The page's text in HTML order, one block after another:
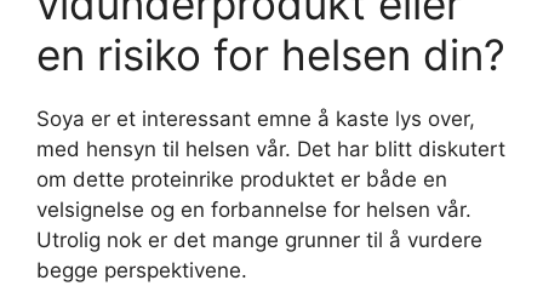
en risiko for helsen din?
Soya er et interessant emne å kaste lys over,
med hensyn til helsen vår. Det har blitt diskutert
om dette proteinrike produktet er både en
velsignelse og en forbannelse for helsen vår.
Utrolig nok er det mange grunner til å vurdere
begge perspektivene.